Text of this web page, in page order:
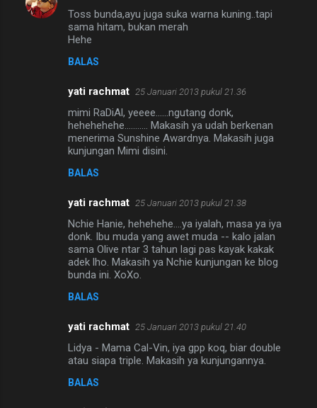
Toss bunda,ayu juga suka warna kuning..tapi
sama hitam, bukan merah
Hehe
BALAS
yati rachmat 25 Januari 2013 pukul 21.36
mimi RaDiAl, yeeee......ngutang donk,
hehehehehe........... Makasih ya udah berkenan
menerima Sunshine Awardnya. Makasih juga
kunjungan Mimi disini.
BALAS
yati rachmat 25 Januari 2013 pukul 21.38
Nchie Hanie, hehehehe....ya iyalah, masa ya iya
donk. Ibu muda yang awet muda -- kalo jalan
sama Olive ntar 3 tahun lagi pas kayak kakak
adek lho. Makasih ya Nchie kunjungan ke blog
bunda ini. XoXo.
BALAS
yati rachmat 25 Januari 2013 pukul 21.40
Lidya - Mama Cal-Vin, iya gpp koq, biar double
atau siapa triple. Makasih ya kunjungannya.
BALAS